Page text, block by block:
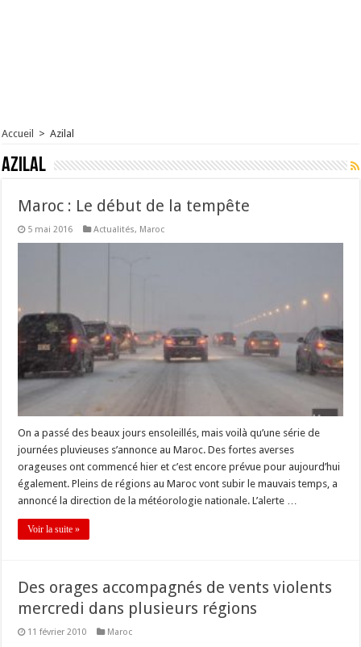
Accueil > Azilal
Azilal
Maroc : Le début de la tempête
5 mai 2016 Actualités, Maroc
On a passé des beaux jours ensoleillés, mais voilà qu’une série de
journées pluvieuses s’annonce au Maroc. Des fortes averses
orageuses ont commencé hier et c’est encore prévue pour aujourd’hui
également. Pleins de régions au Maroc vont subir le mauvais temps, a
annoncé la direction de la météorologie nationale. L’alerte …
Voir la suite »
Des orages accompagnés de vents violents
mercredi dans plusieurs régions
11 février 2010 Maroc